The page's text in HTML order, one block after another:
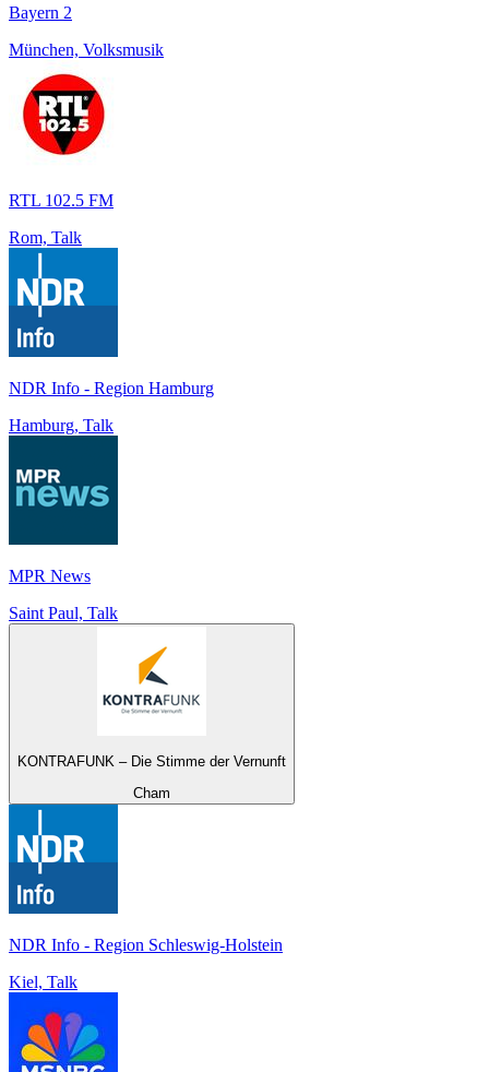
Bayern 2
München, Volksmusik
RTL 102.5 FM
Rom, Talk
NDR Info - Region Hamburg
Hamburg, Talk
MPR News
Saint Paul, Talk
KONTRAFUNK – Die Stimme der Vernunft
Cham
NDR Info - Region Schleswig-Holstein
Kiel, Talk